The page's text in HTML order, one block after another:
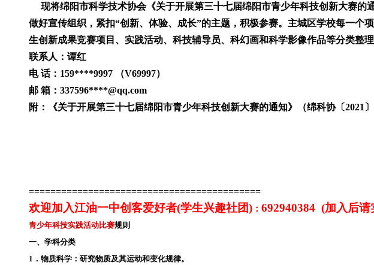
现将绵阳市科学技术协会《关于开展第三十七届绵阳市青少年科技创新大赛的
做好宣传组织，紧扣“创新、体验、成长”的主题，积极参赛。主城区学校每一个
生创新成果竞赛项目、实践活动、科技辅导员、科幻画和科学影像作品等分类整
联系人：谭红
电 话：159****9997 （V69997）
邮 箱：337596****@qq.com
附：《关于开展第三十七届绵阳市青少年科技创新大赛的通知》（绵科协〔2021〕
===========================================
欢迎加入江油一中创客爱好者(学生兴趣社团) ： 692940384 (加入后请
青少年科技实践活动比赛规则
一、学科分类
1．物质科学：研究物质及其运动和变化规律。